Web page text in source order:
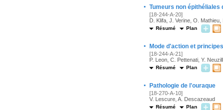
· Tumeurs non épithéliales
[18-244-A-20]
D. Klifa, J. Verine, O.
Résumé Plan
· Mode d'action et
[18-244-A-21]
P. Leon, C. Pettenati, Y.
Résumé Plan
· Pathologie de l'ouraque
[18-270-A-10]
V. Lescure, A. Descazeaud
Résumé Plan